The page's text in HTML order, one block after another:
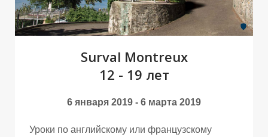
Surval Montreux
12 - 19 лет
6 января 2019 - 6 марта 2019
Уроки по английскому или французскому